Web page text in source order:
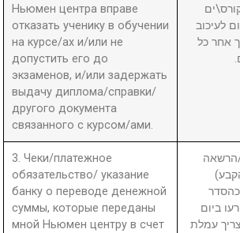
Ньюмен центра вправе
отказать ученику в обучении
на курсе/ах и/или не
допустить его до
экзаменов, и/или задержать
выдачу диплома/справки/
другого документа
связанного с курсом/ами.
לעיכוב
אחר כל
3. Чеки/платежное
обязательство/ указание
банку о переводе денежной
суммы, которые переданы
мной Ньюмен центру в счет
הרשאה
ביום
עמלת